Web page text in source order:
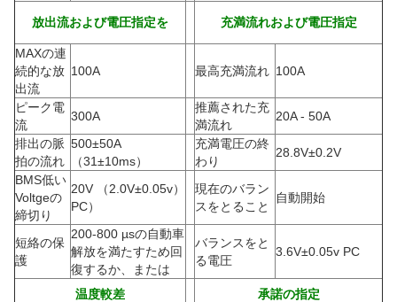
放出流および電圧指定を 充満流れおよび電圧指定
MAXの連
続的な放
出流
100A 最高充満流れ 100A
ピーク電
流
300A
推薦された充
満流れ
20A - 50A
排出の脈
拍の流れ
500±50A
（31±10ms）
充満電圧の終
わり
28.8V±0.2V
BMS低い
Voltgeの
締切り
20V （2.0V±0.05v）
PC）
現在のバラン
スをとること
自動開始
短絡の保
護
200-800 µsの自動車
解放を満たすため回
復するか、または
バランスをと
る電圧
3.6V±0.05v PC
温度較差
承諾の指定